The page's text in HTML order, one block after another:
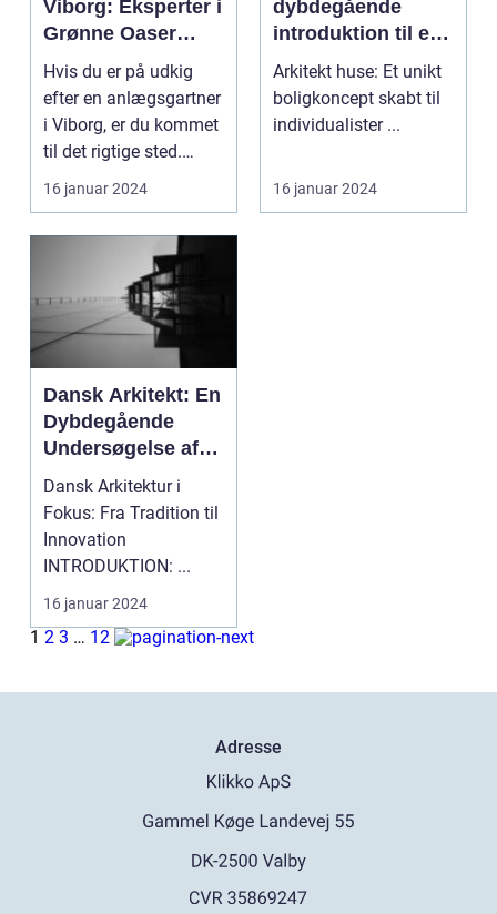
Viborg: Eksperter i
Grønne Oaser
[INDSÆT VIDEO
HER]
Hvis du er på udkig
efter en anlægsgartner
i Viborg, er du kommet
til det rigtige sted.
Denne artike...
16 januar 2024
dybdegående
introduktion til et
revolutionerende
boligkoncept
Arkitekt huse: Et unikt
boligkoncept skabt til
individualister ...
16 januar 2024
Dansk Arkitekt: En
Dybdegående
Undersøgelse af
Dansk Arkitektur
gennem Tid
Dansk Arkitektur i
Fokus: Fra Tradition til
Innovation
INTRODUKTION: ...
16 januar 2024
1 2 3 … 12
Adresse